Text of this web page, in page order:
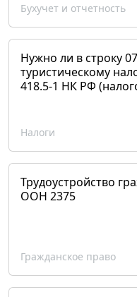
Бухучет и отчетность
Нужно ли в строку
туристическому
418.5-1 НК РФ
Налоги
Трудоустройство
ООН 2375
Гражданское право